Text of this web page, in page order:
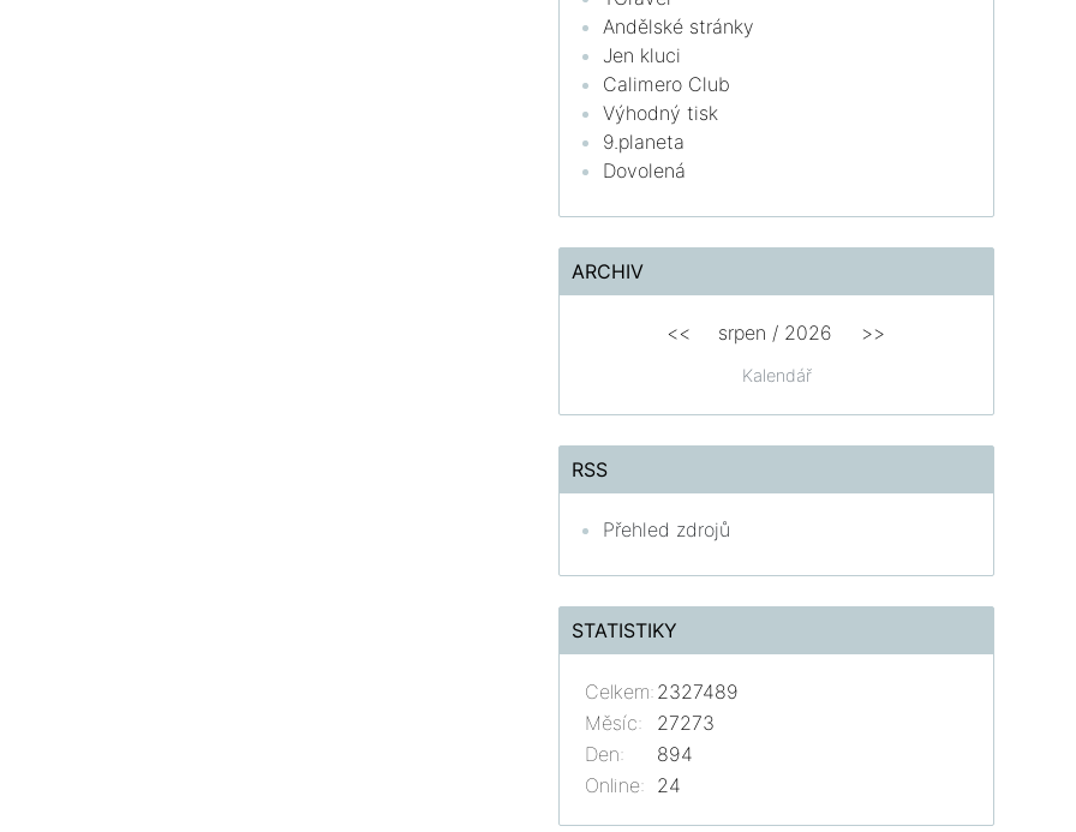
Andělské stránky
Jen kluci
Calimero Club
Výhodný tisk
9.planeta
Dovolená
ARCHIV
Kalendář
<< srpen / 2026 >>
RSS
Přehled zdrojů
STATISTIKY
Online: 24
Celkem: 2327489
Měsíc:
27273
Den:
894